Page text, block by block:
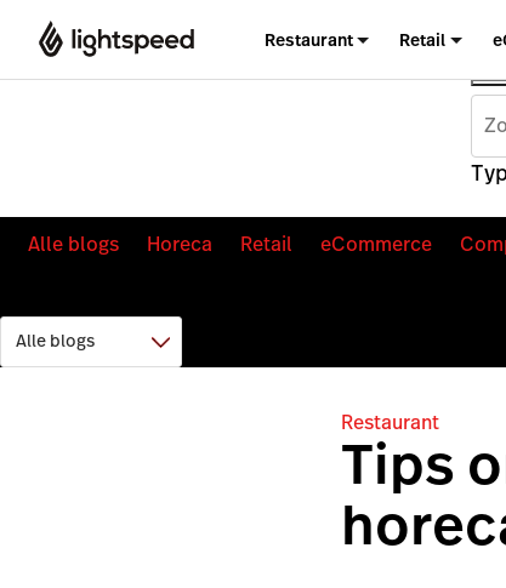
Restaurant Retail
Alle blogs Horeca Retail eCommerce
Restaurant
Tips